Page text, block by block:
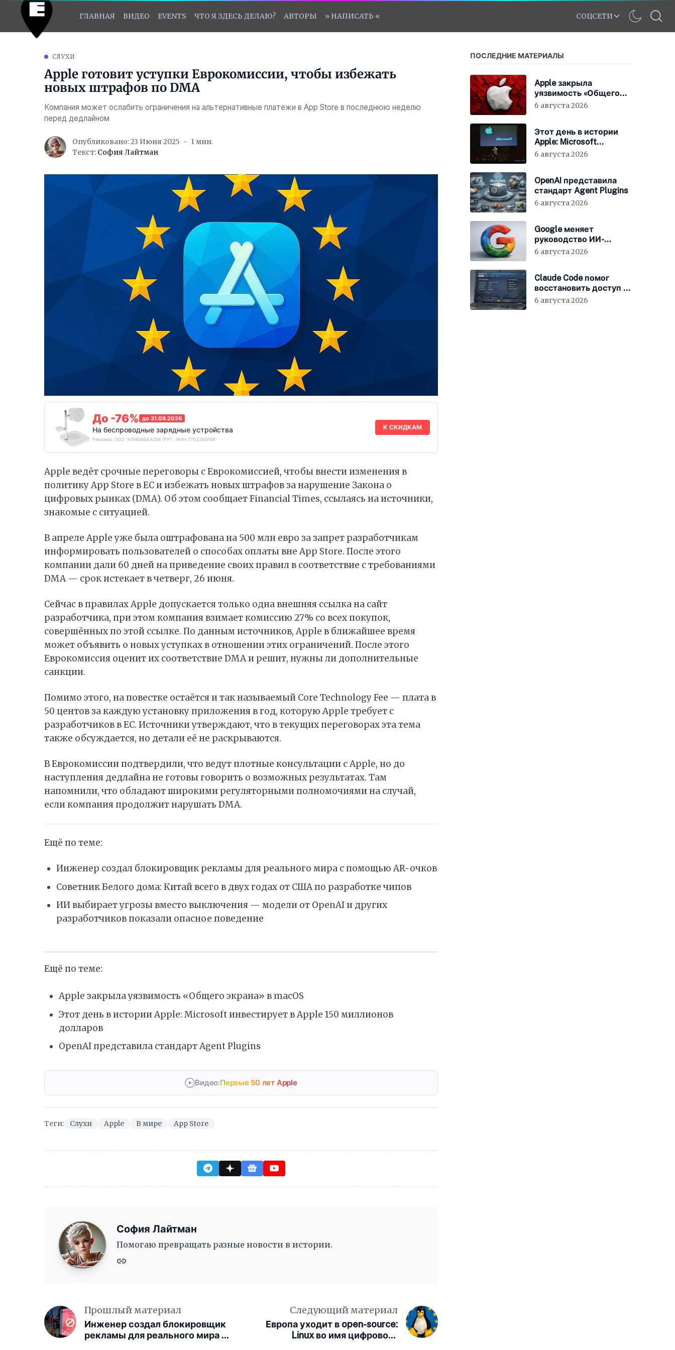
ГЛАВНАЯ ВИДЕО EVENTS ЧТО Я ЗДЕСЬ ДЕЛАЮ? АВТОРЫ » НАПИСАТЬ « СОЦСЕТИ
СЛУХИ
Apple готовит уступки Еврокомиссии, чтобы избежать
новых штрафов по DMA
Компания может ослабить ограничения на альтернативные платежи в App Store в последнюю неделю
перед дедлайном
Опубликовано: 23 Июня 2025
1 мин.
Текст: София Лайтман
До -76% до 31.08.2026
На беспроводные зарядные устройства
Реклама. ООО "АЛИБАБА.КОМ (РУ)", ИНН 7703380158
К СКИДКАМ
Apple ведёт срочные переговоры с Еврокомиссией, чтобы внести изменения в
политику App Store в ЕС и избежать новых штрафов за нарушение Закона о
цифровых рынках (DMA). Об этом сообщаетFinancial Times, ссылаясь на источники,
знакомые с ситуацией.
В апреле Apple уже была оштрафована на 500 млн евро за запрет разработчикам
информировать пользователей о способах оплаты вне App Store. После этого
компании дали 60 дней на приведение своих правил в соответствие с требованиями
DMA — срок истекает в четверг, 26 июня.
Сейчас в правилахApple допускается только одна внешняя ссылка на сайт
разработчика, при этом компания взимает комиссию 27% со всех покупок,
совершённых по этой ссылке. По данным источников, Apple в ближайшее время
может объявить о новых уступках в отношении этих ограничений. После этого
Еврокомиссия оценит их соответствие DMA и решит, нужны ли дополнительные
санкции.
Помимо этого, на повестке остаётся и так называемый Core Technology Fee — плата в
50 центов за каждую установку приложения в год, которую Apple требует с
разработчиков в ЕС. Источники утверждают, что в текущих переговорах эта тема
также обсуждается, но детали её не раскрываются.
В Еврокомиссии подтвердили, что ведут плотные консультации с Apple, но до
наступления дедлайна не готовы говорить о возможных результатах. Там
напомнили, что обладают широкими регуляторными полномочиями на случай,
если компания продолжит нарушать DMA.
Ещё по теме:
Инженер создал блокировщик рекламы для реального мира с помощью AR-очков
Советник Белого дома: Китай всего в двух годах от США по разработке чипов
ИИ выбирает угрозы вместо выключения — модели от OpenAI и других
разработчиков показали опасное поведение
Ещё по теме:
Apple закрыла уязвимость «Общего экрана» в macOS
Этот день в истории Apple: Microsoft инвестирует в Apple 150 миллионов
долларов
OpenAI представила стандарт Agent Plugins
Видео:Первые 50 лет Apple
Теги: Слухи Apple В мире App Store
София Лайтман
Помогаю превращать разные новости в истории.
Прошлый материал
Инженер создал блокировщик
рекламы для реального мира с
Следующий материал
Европа уходит в open-source:
Linux во имя цифрового
ПОСЛЕДНИЕ МАТЕРИАЛЫ
Apple закрыла
уязвимость «Общего
экрана» в macOS
6 августа 2026
Этот день в истории
Apple: Microsoft
инвестирует в Apple
6 августа 2026
OpenAI представила
стандарт Agent Plugins
6 августа 2026
Google меняет
руководство ИИ-
направления
6 августа 2026
Claude Code помог
восстановить доступ к
BIOS ноутбука
6 августа 2026